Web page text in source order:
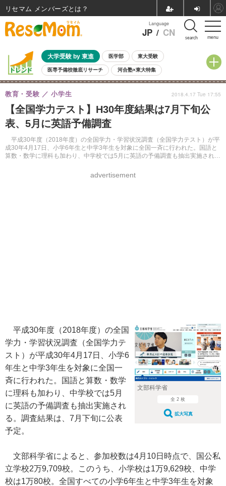
menu
Language
JP / CN search
大学受験 by 東進 医学部 東大受験
医専予備校徹底リサーチ 河合塾×東大特集
親子で考える大学選び 高校受験 中学受験 小学校受験
共通テスト 夏休み
8月開催イベント・WS 全国公立高校 過去問 人気記事
自由研究教材（小学生向け） 自由研究教材（中学生向け）
【全国学力テスト】H30年度結果は7月下旬公
表、5月に英語予備調査
平成30年度（2018年度）の全国学力・学習状況調査（全国学力テスト）が平
成30年4月17日、小学6年生と中学3年生を対象に全国一斉に行われた。国語と
算数・数学に理科も加わり、中学校では5月に英語の予備調査も抽出実施され
教育・受験 小学生
advertisement
2018.4.17 Tue 17:55
文部科学省
全 2 枚
拡大写真
平成30年度（2018年度）の全国
学力・学習状況調査（全国学力テ
スト）が平成30年4月17日、小学6
年生と中学3年生を対象に全国一
斉に行われた。国語と算数・数学
に理科も加わり、中学校では5月
に英語の予備調査も抽出実施され
る。調査結果は、7月下旬に公表
予定。
文部科学省によると、参加校数は4月10日時点で、国公私
立学校2万9,709校。このうち、小学校は1万9,629校、中学
校は1万80校。全国すべての小学6年生と中学3年生を対象
リセマム メンバーズ